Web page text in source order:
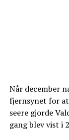
Når december
fjernsynet for
seere gjorde
gang blev vist i